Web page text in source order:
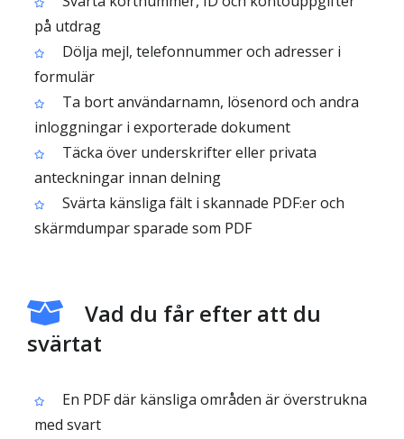
på utdrag
Dölja mejl, telefonnummer och adresser i
formulär
Ta bort användarnamn, lösenord och andra
inloggningar i exporterade dokument
Täcka över underskrifter eller privata
anteckningar innan delning
Svärta känsliga fält i skannade PDF:er och
skärmdumpar sparade som PDF
Vad du får efter att du
svärtat
En PDF där känsliga områden är överstrukna
med svart